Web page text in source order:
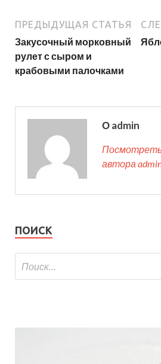
ПРЕДЫДУЩАЯ СТАТЬЯ
Закусочный морковный
рулет с сыром и
крабовыми палочками
О admin
Посмотреть
автора
ПОИСК